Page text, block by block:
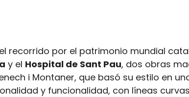
recorrido por el patrimonio mundial
y el Hospital de Sant Pau, dos obras
i Montaner, que basó su estilo en
y funcionalidad, con líneas